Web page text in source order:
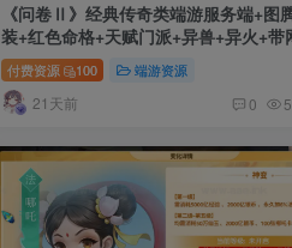
《问卷Ⅱ》经典传奇类端游服务端+图
装+红色命格+天赋门派+异兽+异火+带
略+翎风引擎
付费资源 100 端游资源
21天前 0